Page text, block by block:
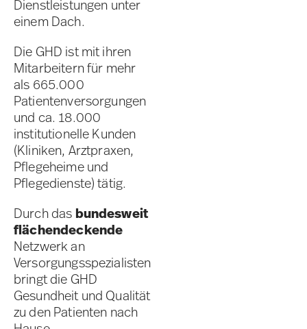
Dienstleistungen unter
einem Dach.
Die GHD ist mit ihren
Mitarbeitern für mehr
als 665.000
Patientenversorgungen
und ca. 18.000
institutionelle Kunden
(Kliniken, Arztpraxen,
Pflegeheime und
Pflegedienste) tätig.
Durch das bundesweit
flächendeckende
Netzwerk an
Versorgungsspezialisten
bringt die GHD
Gesundheit und Qualität
zu den Patienten nach